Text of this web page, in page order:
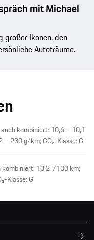
mit Michael
großer Ikonen, den
Autoträume.
kombiniert: 10,6 – 10,1
230 g/km; CO₂-Klasse: G
13,2 l/100 km;
Klasse: G